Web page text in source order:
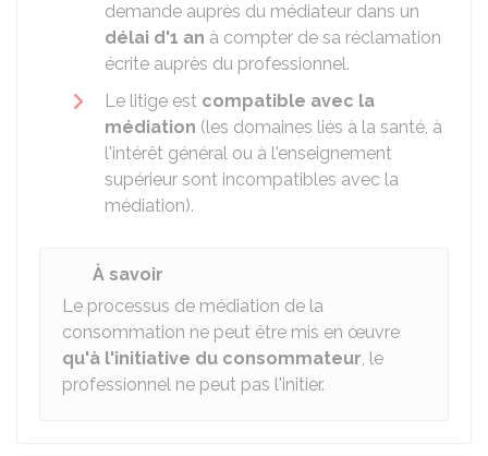
demande auprès du médiateur dans un
délai d'1 an à compter de sa réclamation
écrite auprès du professionnel.
Le litige est compatible avec la
médiation (les domaines liés à la santé, à
l'intérêt général ou à l'enseignement
supérieur sont incompatibles avec la
médiation).
À savoir
Le processus de médiation de la
consommation ne peut être mis en œuvre
qu'à l'initiative du consommateur, le
professionnel ne peut pas l'initier.